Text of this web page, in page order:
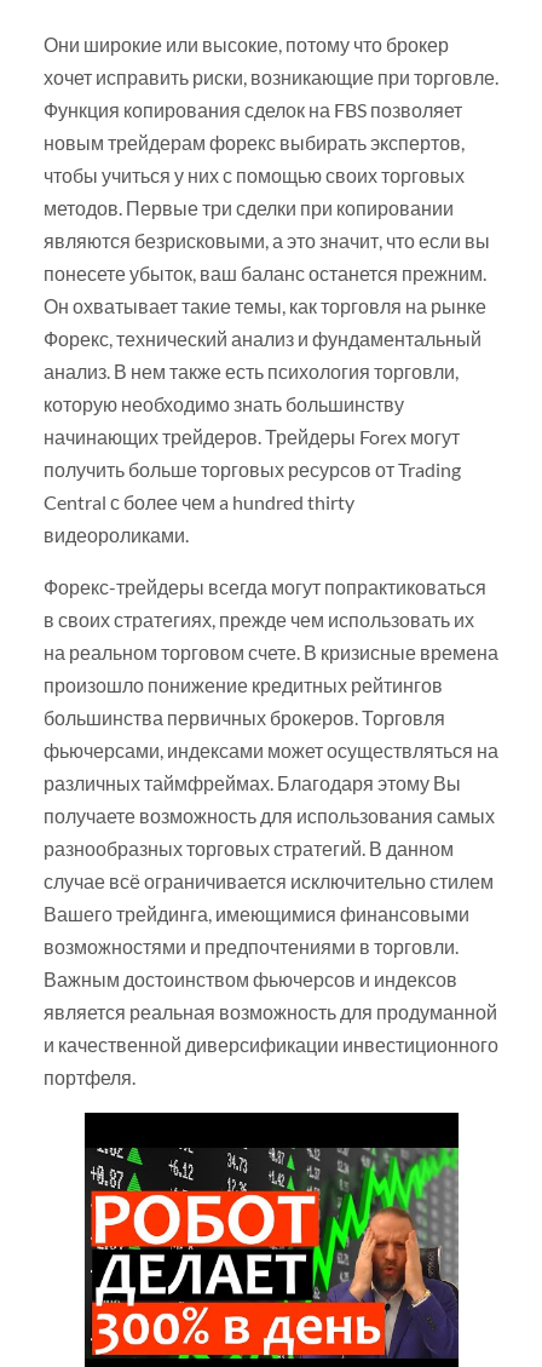
Они широкие или высокие, потому что брокер
хочет исправить риски, возникающие при торговле.
Функция копирования сделок на FBS позволяет
новым трейдерам форекс выбирать экспертов,
чтобы учиться у них с помощью своих торговых
методов. Первые три сделки при копировании
являются безрисковыми, а это значит, что если вы
понесете убыток, ваш баланс останется прежним.
Он охватывает такие темы, как торговля на рынке
Форекс, технический анализ и фундаментальный
анализ. В нем также есть психология торговли,
которую необходимо знать большинству
начинающих трейдеров. Трейдеры Forex могут
получить больше торговых ресурсов от Trading
Central с более чем a hundred thirty
видеороликами.
Форекс-трейдеры всегда могут попрактиковаться
в своих стратегиях, прежде чем использовать их
на реальном торговом счете. В кризисные времена
произошло понижение кредитных рейтингов
большинства первичных брокеров. Торговля
фьючерсами, индексами может осуществляться на
различных таймфреймах. Благодаря этому Вы
получаете возможность для использования самых
разнообразных торговых стратегий. В данном
случае всё ограничивается исключительно стилем
Вашего трейдинга, имеющимися финансовыми
возможностями и предпочтениями в торговли.
Важным достоинством фьючерсов и индексов
является реальная возможность для продуманной
и качественной диверсификации инвестиционного
портфеля.